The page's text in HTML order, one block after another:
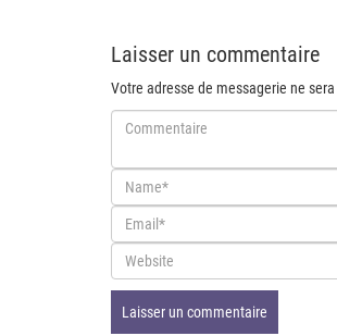
Laisser un commentaire
Votre adresse de messagerie ne